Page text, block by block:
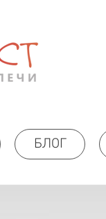
БЛОГ